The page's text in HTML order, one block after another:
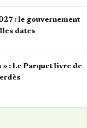
: le gouvernement
dates
: Le Parquet livre de